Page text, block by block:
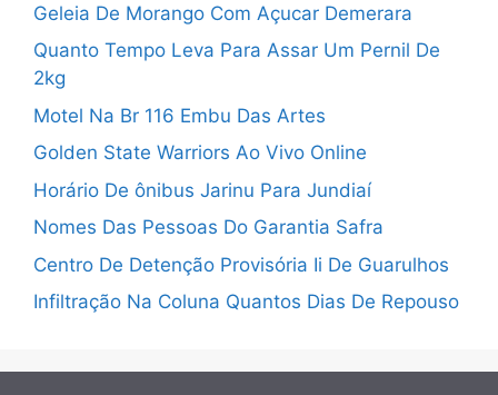
Geleia De Morango Com Açucar Demerara
Quanto Tempo Leva Para Assar Um Pernil De
2kg
Motel Na Br 116 Embu Das Artes
Golden State Warriors Ao Vivo Online
Horário De ônibus Jarinu Para Jundiaí
Nomes Das Pessoas Do Garantia Safra
Centro De Detenção Provisória Ii De Guarulhos
Infiltração Na Coluna Quantos Dias De Repouso